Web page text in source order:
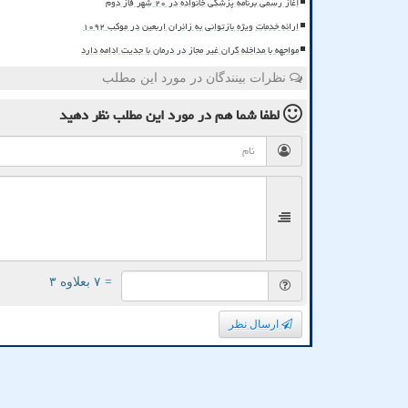
ارائه خدمات ویژه بازتوانی به زائران اربعین در موکب ۱۰۹۲
مواجهه با مداخله گران غیر مجاز در درمان با جدیت ادامه دارد
نظرات بینندگان در مورد این مطلب
لطفا شما همدر مورد این مطلبنظر دهید
= ۷ بعلاوه ۳
ارسال نظر